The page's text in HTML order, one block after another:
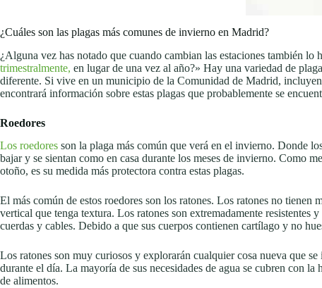
¿Cuáles son las plagas más comunes de invierno en Madrid?
¿Alguna vez has notado que cuando cambian las estaciones también
trimestralmente, en lugar de una vez al año?» Hay una variedad de
diferente. Si vive en un municipio de la Comunidad de Madrid,
encontrará información sobre estas plagas que probablemente se
Roedores
Los roedores son la plaga más común que verá en el invierno. Donde
bajar y se sientan como en casa durante los meses de invierno. Como
otoño, es su medida más protectora contra estas plagas.
El más común de estos roedores son los ratones. Los ratones no
vertical que tenga textura. Los ratones son extremadamente
cuerdas y cables. Debido a que sus cuerpos contienen cartílago y no
Los ratones son muy curiosos y explorarán cualquier cosa nueva que
durante el día. La mayoría de sus necesidades de agua se cubren con
de alimentos.